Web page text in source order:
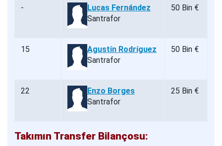
-
Lucas Fernández
Santrafor
50 Bin €
15
Agustín Rodríguez
Santrafor
50 Bin €
22
Enzo Borges
Santrafor
25 Bin €
Takımın Transfer Bilançosu: